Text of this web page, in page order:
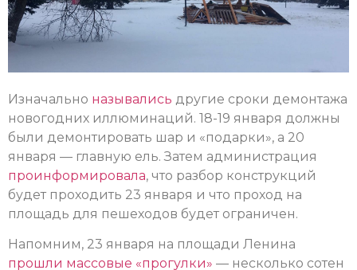
Изначально назывались другие сроки демонтажа
новогодних иллюминаций. 18-19 января должны
были демонтировать шар и «подарки», а 20
января — главную ель. Затем администрация
проинформировала, что разбор конструкций
будет проходить 23 января и что проход на
площадь для пешеходов будет ограничен.
Напомним, 23 января на площади Ленина
прошли массовые «прогулки» — несколько сотен